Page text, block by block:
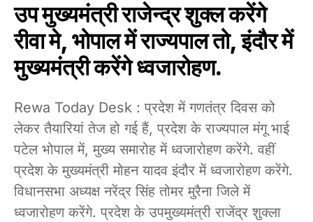
उप मुख्यमंत्री राजेन्द्र शुक्ल करेंगे
रीवा मे, भोपाल में राज्यपाल तो, इंदौर में
मुख्यमंत्री करेंगे ध्वजारोहण.
Rewa Today Desk : प्रदेश में गणतंत्र दिवस को
लेकर तैयारियां तेज हो गई हैं, प्रदेश के राज्यपाल मंगू भाई
पटेल भोपाल में, मुख्य समारोह में ध्वजारोहण करेंगे. वहीं
प्रदेश के मुख्यमंत्री मोहन यादव इंदौर में ध्वजारोहण करेंगे.
विधानसभा अध्यक्ष नरेंद्र सिंह तोमर मुरैना जिले में
ध्वजारोहण करेंगे. प्रदेश के उपमुख्यमंत्री राजेंद्र शुक्ला